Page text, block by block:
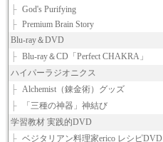
├ God's Purifying
├ Premium Brain Story
Blu-ray＆DVD
├ Blu-ray＆CD「Perfect CHAKRA」
ハイパーラジオニクス
├ Alchemist（錬金術）グッズ
├
「三種の神器」神結び
学習教材 実践的DVD
├ ベジタリアン料理家erico レシピDVD